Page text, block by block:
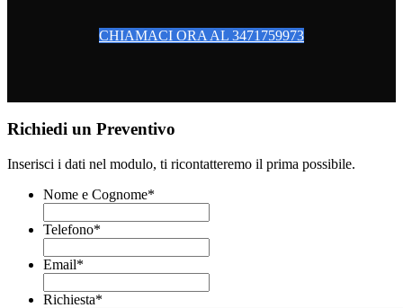
CHIAMACI ORA AL 3471759973
Richiedi un Preventivo
Inserisci i dati nel modulo, ti ricontatteremo il prima possibile.
Nome e Cognome*
Telefono*
Email*
Richiesta*